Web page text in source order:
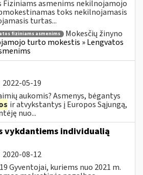
Fiziniams asmenims nekilnojamojo
toks nekilnojamasis
turtas...
fiziniams asmenims
Mokesčių žinyno
turto mokestis » Lengvatos
2022-05-19
aukomis? Asmenys, bėgantys
ir atvykstantys į Europos Sąjungą,
nuo...
vykdantiems individualią
2020-08-12
Gyventojai, kuriems nuo 2021 m.